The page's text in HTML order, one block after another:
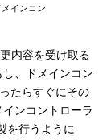
インコン
内容を受け取る
、ドメインコン
たらすぐにその
ンコントローラ
を行うように